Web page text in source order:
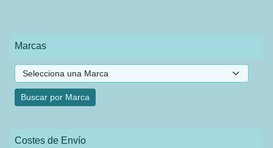
Marcas
Costes de Envío